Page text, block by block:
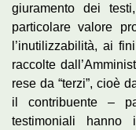
giuramento dei
particolare valore
l’inutilizzabilità, ai
raccolte
rese da “terzi”, cioè
il contribuente –
testimoniali hanno